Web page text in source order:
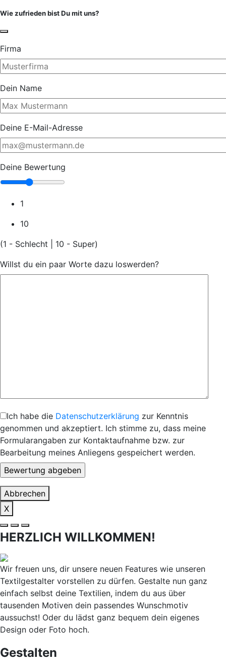
Wie zufrieden bist Du mit uns?
Firma
Dein Name
Deine E-Mail-Adresse
Deine Bewertung
1
10
(1 - Schlecht | 10 - Super)
Willst du ein paar Worte dazu loswerden?
Ich habe die Datenschutzerklärung zur Kenntnis
genommen und akzeptiert. Ich stimme zu, dass meine
Formularangaben zur Kontaktaufnahme bzw. zur
Bearbeitung meines Anliegens gespeichert werden.
Abbrechen
X
HERZLICH WILLKOMMEN!
Wir freuen uns, dir unsere neuen Features wie unseren
Textilgestalter vorstellen zu dürfen. Gestalte nun ganz
einfach selbst deine Textilien, indem du aus über
tausenden Motiven dein passendes Wunschmotiv
aussuchst! Oder du lädst ganz bequem dein eigenes
Design oder Foto hoch.
Gestalten